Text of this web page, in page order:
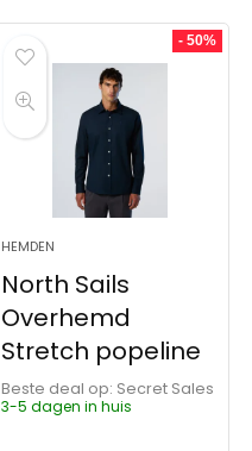
- 50%
HEMDEN
North Sails
Overhemd
Stretch popeline
Beste deal op:
Secret Sales
3-5 dagen in huis